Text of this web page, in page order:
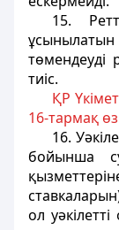
15.
төмендеуді
тиіс.
ҚР
16-тармақ
16.
бойынша
ол